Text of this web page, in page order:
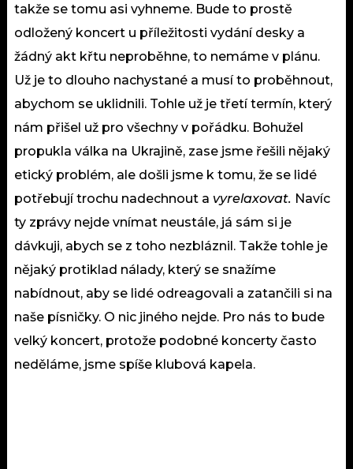
takže se tomu asi vyhneme. Bude to prostě
odložený koncert u příležitosti vydání desky a
žádný akt křtu neproběhne, to nemáme v plánu.
Už je to dlouho nachystané a musí to proběhnout,
abychom se uklidnili. Tohle už je třetí termín, který
nám přišel už pro všechny v pořádku. Bohužel
propukla válka na Ukrajině, zase jsme řešili nějaký
etický problém, ale došli jsme k tomu, že se lidé
potřebují trochu nadechnout a vyrelaxovat. Navíc
ty zprávy nejde vnímat neustále, já sám si je
dávkuji, abych se z toho nezbláznil. Takže tohle je
nějaký protiklad nálady, který se snažíme
nabídnout, aby se lidé odreagovali a zatančili si na
naše písničky. O nic jiného nejde. Pro nás to bude
velký koncert, protože podobné koncerty často
neděláme, jsme spíše klubová kapela.